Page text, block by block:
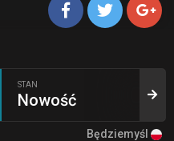
STAN
Nowość
Będziemyśl